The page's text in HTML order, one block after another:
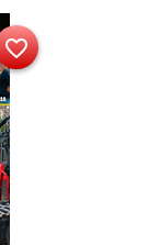
favorite_border